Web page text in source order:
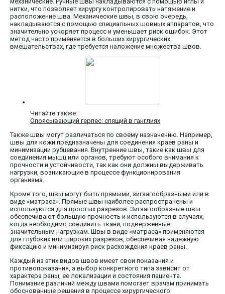
нитки, что позволяет хирургу контролировать натяжение и
расположение шва. Механические швы, в свою очередь,
накладываются с помощью специальных шовных аппаратов, что
значительно ускоряет процесс и уменьшает риск ошибок. Этот
метод часто применяется в больших хирургических
вмешательствах, где требуется наложение множества швов.
Читайте также:
Опоясывающий герпес: спящий в ганглиях
Также швы могут различаться по своему назначению. Например,
швы для кожи предназначены для соединения краев раны и
минимизации рубцевания. Внутренние швы, такие как швы для
соединения мышц или органов, требуют особого внимания к
прочности и устойчивости, так как они должны выдерживать
нагрузки, возникающие в процессе функционирования
организма.
Кроме того, швы могут быть прямыми, зигзагообразными или в
виде «матраса». Прямые швы наиболее распространены и
используются для простых разрезов. Зигзагообразные швы
обеспечивают большую прочность и используются в случаях,
когда необходимо соединить ткани, подверженные
значительным нагрузкам. Швы в виде «матраса» применяются
для глубоких или широких разрезов, обеспечивая надежную
фиксацию и минимизируя риск расхождения краев раны.
Каждый из этих видов швов имеет свои показания и
противопоказания, а выбор конкретного типа зависит от
характера раны, ее локализации и состояния пациента.
Понимание различий между швами помогает врачам принимать
обоснованные решения в процессе хирургического